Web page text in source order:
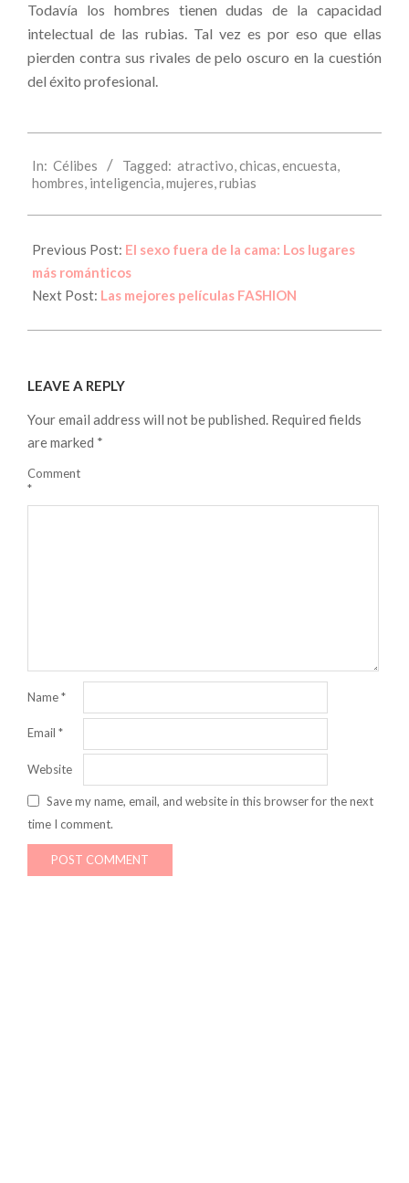
Todavía los hombres tienen dudas de la capacidad
intelectual de las rubias. Tal vez es por eso que ellas
pierden contra sus rivales de pelo oscuro en la cuestión
del éxito profesional.
07-
04
In: Célibes Tagged: atractivo,chicas,encuesta,
hombres, inteligencia,mujeres,rubias
Previous Post: El sexo fuera de la cama: Los lugares
más románticos
Next Post: Las mejores películas FASHION
LEAVE A REPLY
Your email address will not be published. Required fields
are marked *
Comment
*
Name*
Email *
Website
Save my name, email, and website in this browser for the next
time I comment.